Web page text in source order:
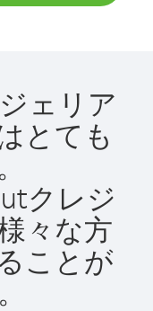
ェリア
とても
クレジ
々な方
ことが